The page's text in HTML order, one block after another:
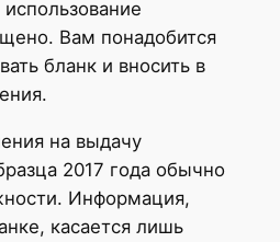
Вам понадобится
бланк и вносить в
на выдачу
2017 года обычно
Информация,
касается лишь